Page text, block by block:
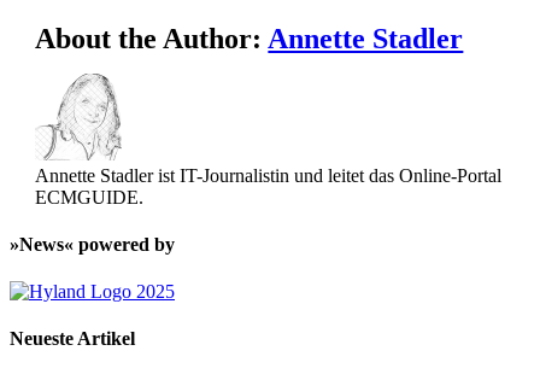
About the Author: Annette Stadler
Annette Stadler ist IT-Journalistin und leitet das Online-Portal
ECMGUIDE.
»News« powered by
Neueste Artikel